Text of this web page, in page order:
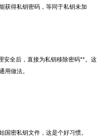
获得私钥密码，等同于私钥未加
安全后，直接为私钥移除密码**。这
做法。
密私钥文件，这是个好习惯。